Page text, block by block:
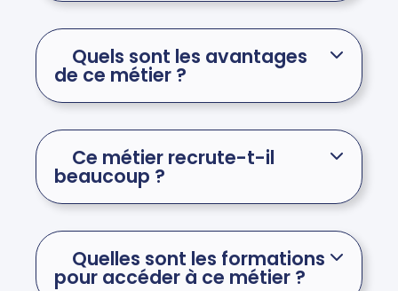
Quels sont les avantages
de ce métier ?
Ce métier recrute-t-il
beaucoup ?
Quelles sont les formations
pour accéder à ce métier ?